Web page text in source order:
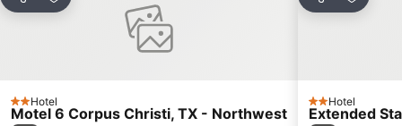
Dodati u favorite
2 Zvezdice
Hotel
Motel 6 Corpus Christi, TX - Northwest
Dodati
2 Zvezdice
Hotel
Extended